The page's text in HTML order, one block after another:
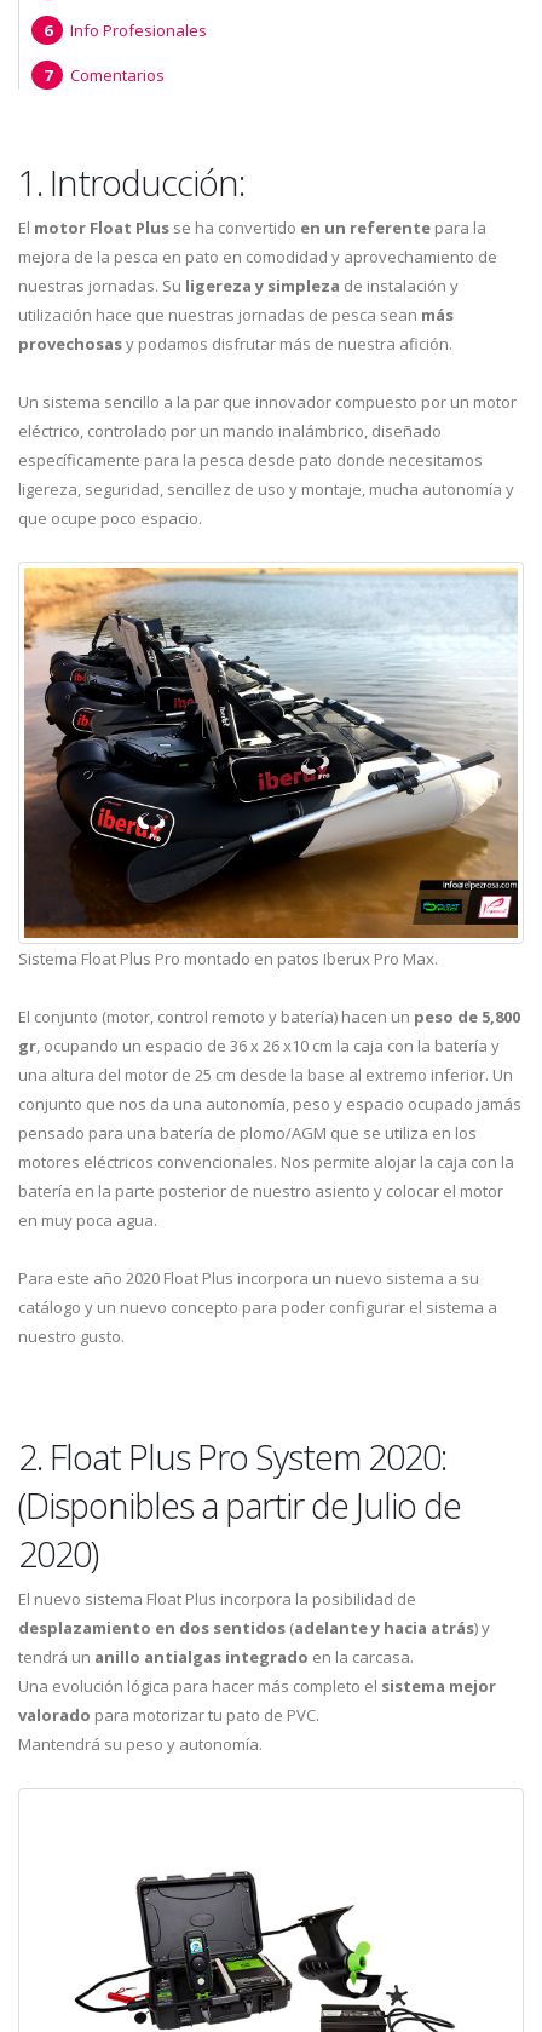
Info Profesionales
Comentarios
1. Introducción:
El motor Float Plus se ha convertido en un referente para la
mejora de la pesca en pato en comodidad y aprovechamiento de
nuestras jornadas. Su ligereza y simpleza de instalación y
utilización hace que nuestras jornadas de pesca sean más
provechosasy podamos disfrutar más de nuestra afición.
Un sistema sencillo a la par que innovador compuesto por un motor
eléctrico, controlado por un mando inalámbrico, diseñado
específicamente para la pesca desde pato donde necesitamos
ligereza, seguridad, sencillez de uso y montaje, mucha autonomía y
que ocupe poco espacio.
Sistema Float Plus Pro montado en patos Iberux Pro Max.
El conjunto (motor, control remoto y batería) hacen un peso de 5,800
gr, ocupando un espacio de 36 x 26 x10 cm la caja con la batería y
una altura del motor de 25 cm desde la base al extremo inferior. Un
conjunto que nos da una autonomía, peso y espacio ocupado jamás
pensado para una batería de plomo/AGM que se utiliza en los
motores eléctricos convencionales. Nos permite alojar la caja con la
batería en la parte posterior de nuestro asiento y colocar el motor
en muy poca agua.
Para este año 2020 Float Plus incorpora un nuevo sistema a su
catálogo y un nuevo concepto para poder configurar el sistema a
nuestro gusto.
2. Float Plus Pro System 2020:
(Disponibles a partir de Julio de
2020)
El nuevo sistema Float Plus incorpora la posibilidad de
desplazamiento en dos sentidos (adelante y hacia atrás) y
tendrá un anillo antialgas integrado en la carcasa.
Una evolución lógica para hacer más completo el sistema mejor
valorado para motorizar tu pato de PVC.
Mantendrá su peso y autonomía.